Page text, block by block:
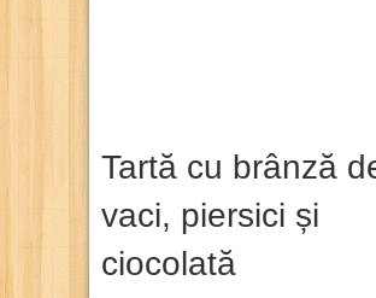
Tartă cu brânză
vaci, piersici și
ciocolată